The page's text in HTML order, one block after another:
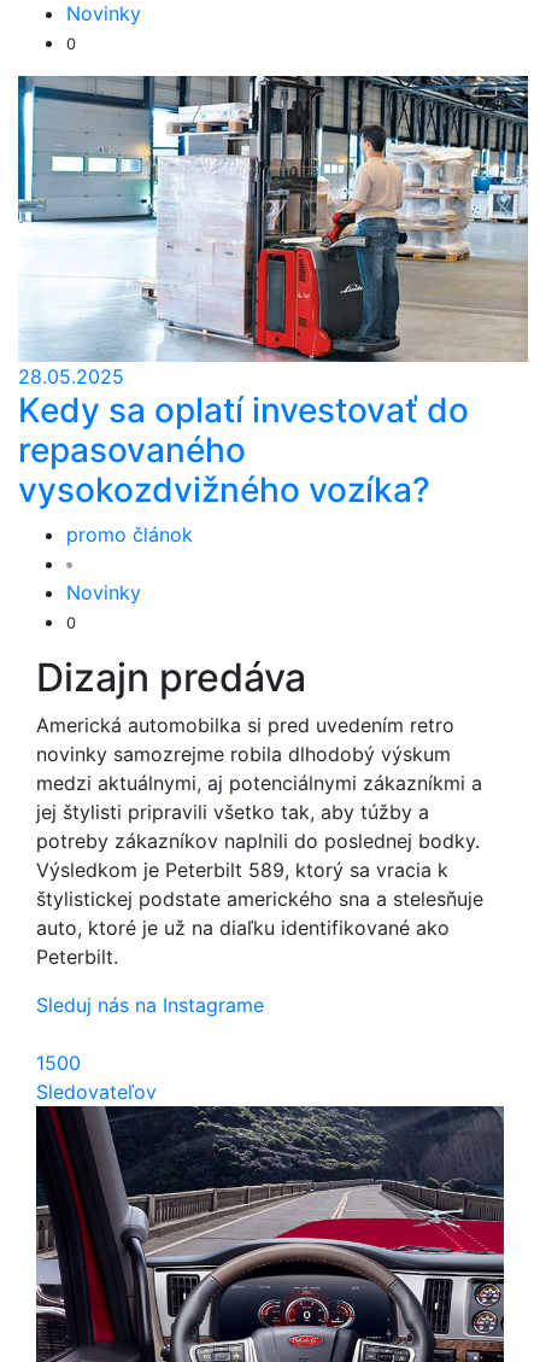
Novinky
0
28.05.2025
Kedy sa oplatí investovať do
repasovaného
vysokozdvižného vozíka?
promo článok
Novinky
0
Dizajn predáva
Americká automobilka si pred uvedením retro
novinky samozrejme robila dlhodobý výskum
medzi aktuálnymi, aj potenciálnymi zákazníkmi a
jej štylisti pripravili všetko tak, aby túžby a
potreby zákazníkov naplnili do poslednej bodky.
Výsledkom je Peterbilt 589, ktorý sa vracia k
štylistickej podstate amerického sna a stelesňuje
auto, ktoré je už na diaľku identifikované ako
Peterbilt.
Sleduj nás na Instagrame
1500
Sledovateľov